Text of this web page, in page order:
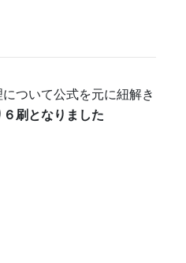
ついて公式を元に紐解き
刷となりました